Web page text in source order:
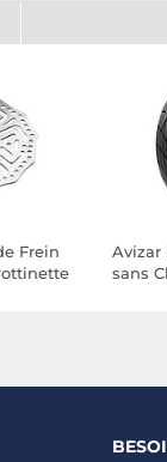
Frein
Avizar
sans